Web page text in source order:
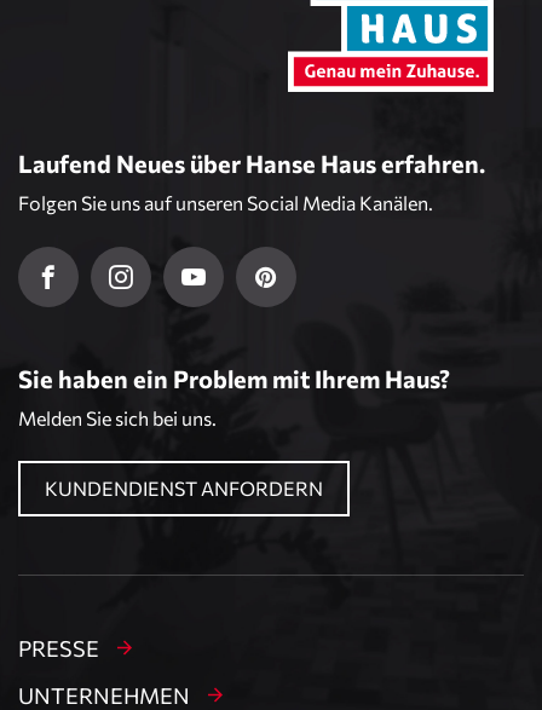
Laufend Neues über Hanse Haus erfahren.
Folgen Sie uns auf unseren Social Media Kanälen.
Sie haben ein Problem mit Ihrem Haus?
Melden Sie sich bei uns.
KUNDENDIENST ANFORDERN
PRESSE
UNTERNEHMEN